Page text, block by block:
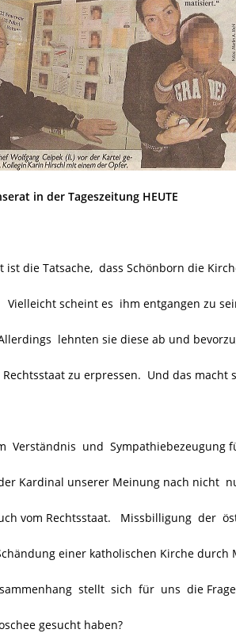
in der Tageszeitung HEUTE
ist die Tatsache, dass Schönborn die
scheint es ihm entgangen zu
lehnten sie diese ab und
zu erpressen. Und das macht
Verständnis und Sympathiebezeugung
Kardinal unserer Meinung nach nicht
vom Rechtsstaat. Missbilligung der
einer katholischen Kirche durch
stellt sich für uns die
gesucht haben?